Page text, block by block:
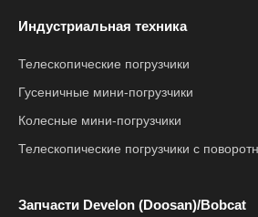
Индустриальная техника
Телескопические погрузчики
Гусеничные мини-погрузчики
Колесные мини-погрузчики
Телескопические погрузчики с
Запчасти Develon (Doosan)/Bobcat